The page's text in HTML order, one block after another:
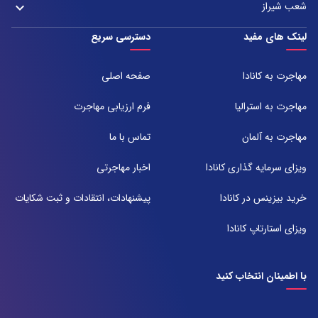
021-43000054
مشهد، بلوار هفت تیر نبش هفت تیر ۸ برج اداری آرمیتاژ طبقه ۱۶ واحد ۱۶۰۵
تلفن:
051-31737000
شعب شیراز keyboard_arrow_down
شعبه 1
آدرس:
تلفن:
شعبه 2
تلفن:
لینک های مفید
مهاجرت به کانادا
مهاجرت به استرالیا
مهاجرت به آلمان
ویزای سرمایه گذاری کانادا
خرید بیزینس در کانادا
ویزای استارتاپ کانادا
دسترسی سریع
صفحه اصلی
فرم ارزیابی مهاجرت
تماس با ما
اخبار مهاجرتی
پیشنهادات، انتقادات و ثبت شکایات
با اطمینان انتخاب کنید